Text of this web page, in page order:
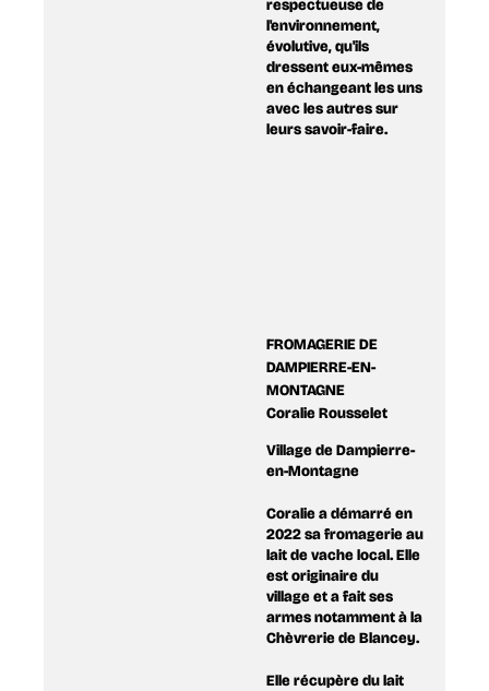
respectueuse de
l'environnement,
évolutive, qu'ils
dressent eux-mêmes
en échangeant les uns
avec les autres sur
leurs savoir-faire.
FROMAGERIE DE
DAMPIERRE-EN-
MONTAGNE
Coralie Rousselet
Village de Dampierre-
en-Montagne
Coralie a démarré en
2022 sa fromagerie au
lait de vache local. Elle
est originaire du
village et a fait ses
armes notamment à la
Chèvrerie de Blancey.
Elle récupère du lait